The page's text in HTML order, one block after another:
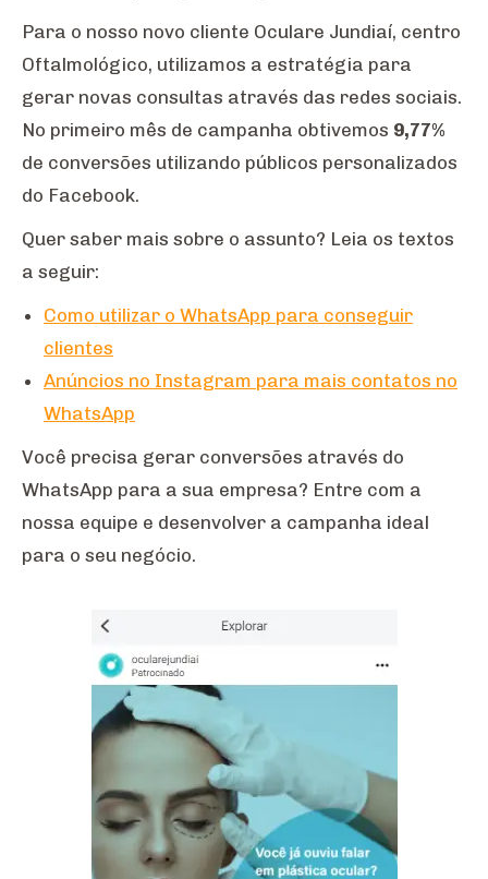
Para o nosso novo cliente Oculare Jundiaí, centro
Oftalmológico, utilizamos a estratégia para
gerar novas consultas através das redes sociais.
No primeiro mês de campanha obtivemos 9,77%
de conversões utilizando públicos personalizados
do Facebook.
Quer saber mais sobre o assunto? Leia os textos
a seguir:
Como utilizar o WhatsApp para conseguir
clientes
Anúncios no Instagram para mais contatos no
WhatsApp
Você precisa gerar conversões através do
WhatsApp para a sua empresa? Entre com a
nossa equipe e desenvolver a campanha ideal
para o seu negócio.